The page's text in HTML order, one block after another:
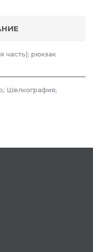
часть); рюкзак
Шелкография;